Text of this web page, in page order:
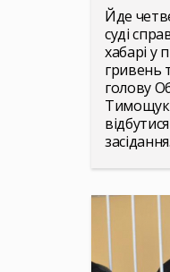
Йде
суді
хабарі у
гривень
голову